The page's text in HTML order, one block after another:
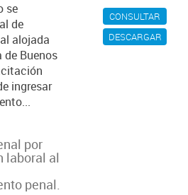
CONSULTAR
DESCARGAR
se
de
alojada
de Buenos
ingresar
por
laboral al
penal.